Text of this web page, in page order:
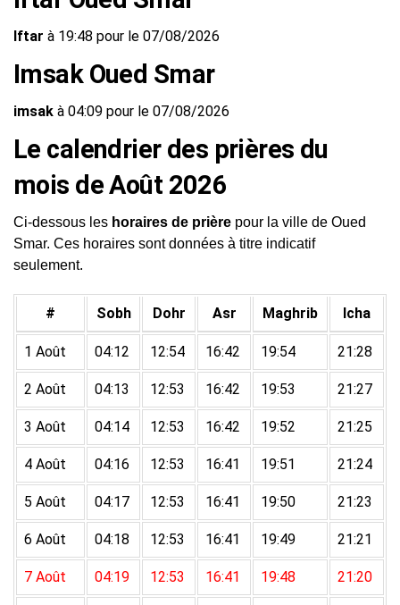
Iftar à 19:48 pour le 07/08/2026
Imsak Oued Smar
imsak à 04:09 pour le 07/08/2026
Le calendrier des prières du
mois de Août 2026
Ci-dessous les horaires de prière pour la ville de Oued
Smar. Ces horaires sont données à titre indicatif
seulement.
# Sobh Dohr Asr Maghrib Icha
1 Août 04:12 12:54 16:42 19:54 21:28
2 Août 04:13 12:53 16:42 19:53 21:27
3 Août 04:14 12:53 16:42 19:52 21:25
4 Août 04:16 12:53 16:41 19:51 21:24
5 Août 04:17 12:53 16:41 19:50 21:23
6 Août 04:18 12:53 16:41 19:49 21:21
7 Août 04:19 12:53 16:41 19:48 21:20